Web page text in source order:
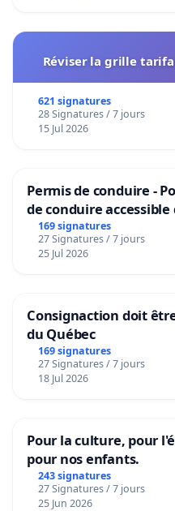
Réviser la grille
621 signatures
28 Signatures / 7 jours
15 Jul 2026
Permis de conduire -
de conduire
Bruxelles
169 signatures
27 Signatures / 7 jours
25 Jul 2026
Consignaction doit
du Québec
169 signatures
27 Signatures / 7 jours
18 Jul 2026
Pour la culture, pour
pour nos enfants.
243 signatures
27 Signatures / 7 jours
25 Jun 2026